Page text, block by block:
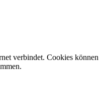
verbindet. Cookies